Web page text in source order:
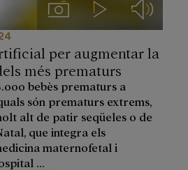
ImágenesVideos Audios
per augmentar la
més prematurs
bebès prematurs a
són prematurs extrems,
alt de patir seqüeles o de
que integra els
maternofetal i
...